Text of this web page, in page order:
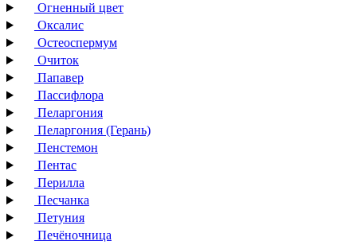
Огненный цвет
Оксалис
Остеоспермум
Очиток
Папавер
Пассифлора
Пеларгония
Пеларгония (Герань)
Пенстемон
Пентас
Перилла
Песчанка
Петуния
Печёночница